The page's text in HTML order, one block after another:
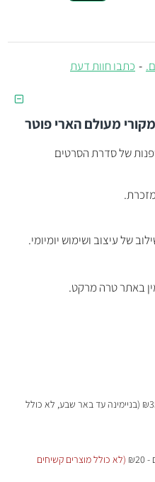
- כתבו חוות דעת
₪35 (בניימינה עד באר שבע, לא כולל
(לא כולל מוצרים קשיחים
מעולם הארי פוטר
של סדרת הסרטים
של עיצוב ושימוש יומיומי.
באתר טרה מרקט.